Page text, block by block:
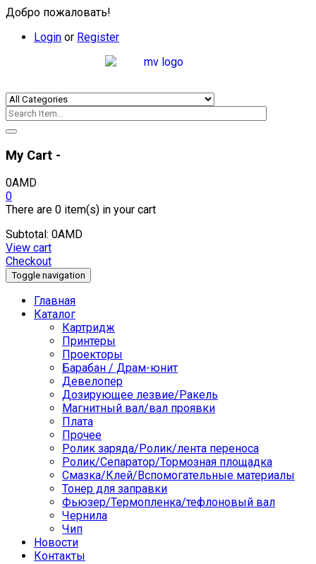
Добро пожаловать!
Login or Register
My Cart -
0AMD
0
There are 0 item(s) in your cart
Subtotal: 0AMD
View cart
Checkout
Toggle navigation
Главная
Каталог
Картридж
Принтеры
Проекторы
Барабан / Драм-юнит
Девелопер
Дозирующее лезвие/Ракель
Магнитный вал/вал проявки
Плата
Прочее
Ролик заряда/Ролик/лента переноса
Ролик/Сепаратор/Тормозная площадка
Смазка/Клей/Вспомогательные материалы
Тонер для заправки
Фьюзер/Термопленка/тефлоновый вал
Чернила
Чип
Новости
Контакты